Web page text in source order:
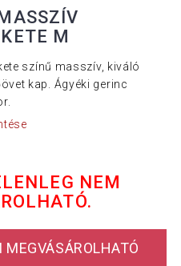
M
színű masszív, kiváló
kap. Ágyéki gerinc
NEM
MEGVÁSÁROLHATÓ